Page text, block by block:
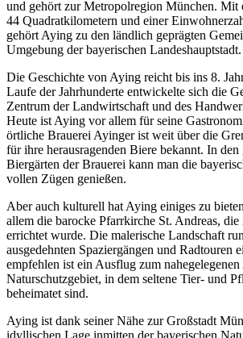
und gehört zur Metropolregion München. Mit
44 Quadratkilometern und einer
gehört Aying zu den ländlich geprägten
Umgebung der bayerischen Landeshauptstadt.
Die Geschichte von Aying reicht bis ins 8.
Laufe der Jahrhunderte entwickelte sich die
Zentrum der Landwirtschaft und des
Heute ist Aying vor allem für seine
örtliche Brauerei Ayinger ist weit über die
für ihre herausragenden Biere bekannt. In den
Biergärten der Brauerei kann man die
vollen Zügen genießen.
Aber auch kulturell hat Aying einiges zu
allem die barocke Pfarrkirche St. Andreas,
errichtet wurde. Die malerische Landschaft
ausgedehnten Spaziergängen und Radtouren
empfehlen ist ein Ausflug zum
Naturschutzgebiet, in dem seltene Tier- und
beheimatet sind.
Aying ist dank seiner Nähe zur Großstadt
idyllischen Lage inmitten der bayerischen